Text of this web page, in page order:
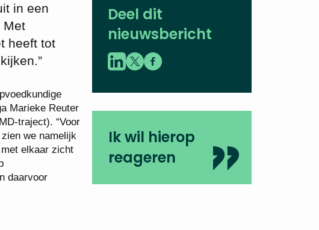
in een
Met
heeft tot
Marieke Reuter
traject). “Voor
we namelijk
elkaar zicht
daarvoor
Deel dit
nieuwsbericht
Ik wil hierop
reageren